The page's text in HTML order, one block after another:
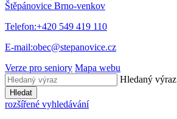
Štěpánovice Brno-venkov
Telefon:+420 549 419 110
E-mail:obec@stepanovice.cz
Verze pro seniory Mapa webu
Hledaný výraz
Hledat
rozšířené vyhledávání